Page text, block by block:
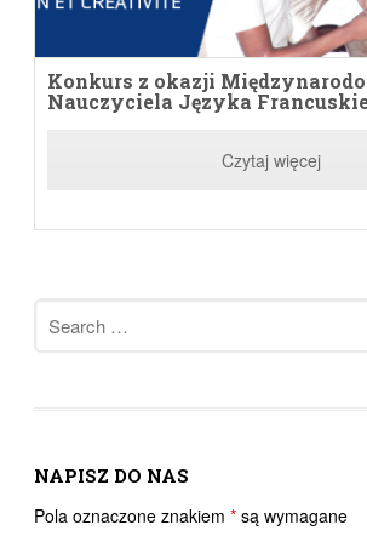
Konkurs z okazji
Nauczyciela Języka
Czytaj więcej
for:
NAPISZ DO NAS
Pola oznaczone znakiem *są wymagane